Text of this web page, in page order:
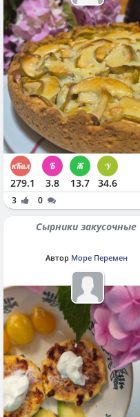
279.1 3.8 13.7 34.6
3 0
Сырники закусочные
Автор Море Перемен